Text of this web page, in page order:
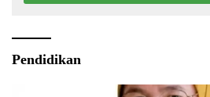
Pendidikan